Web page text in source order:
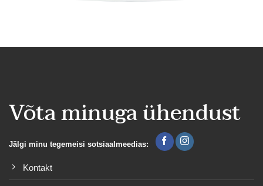
Võta minuga ühendust
Jälgi minu tegemeisi sotsiaalmeedias:
Kontakt